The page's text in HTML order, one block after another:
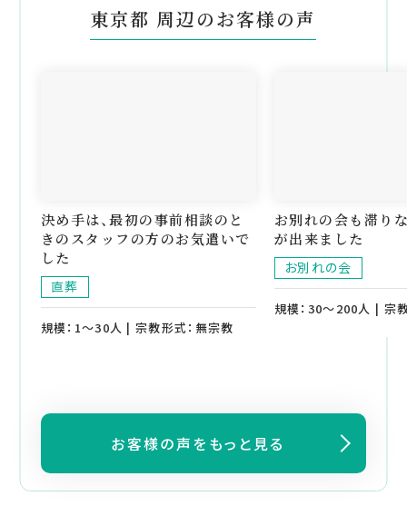
東京都 周辺のお客様の声
決め手は、最初の事前相談のと
きのスタッフの方のお気遣いで
した
直葬
規模：1～30人 | 宗教形式：無宗教
お別れの会も滞り
が出来ました
お別れの会
規模：30～200人 | 宗
お客様の声をもっと見る